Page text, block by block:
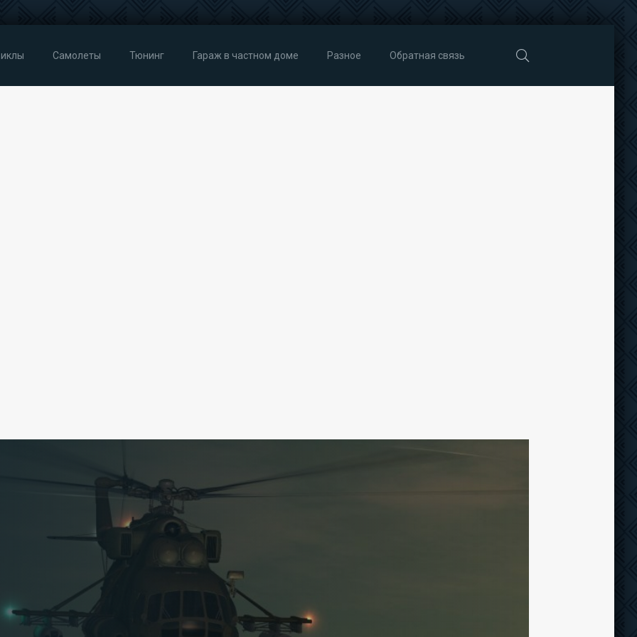
Самолеты Тюнинг Гараж в частном доме Разное Обратная связь